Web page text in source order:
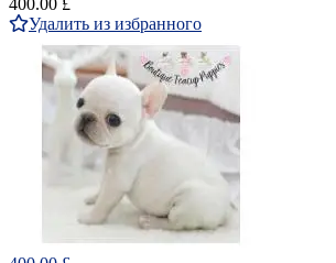
400.00 £
Удалить из избранного